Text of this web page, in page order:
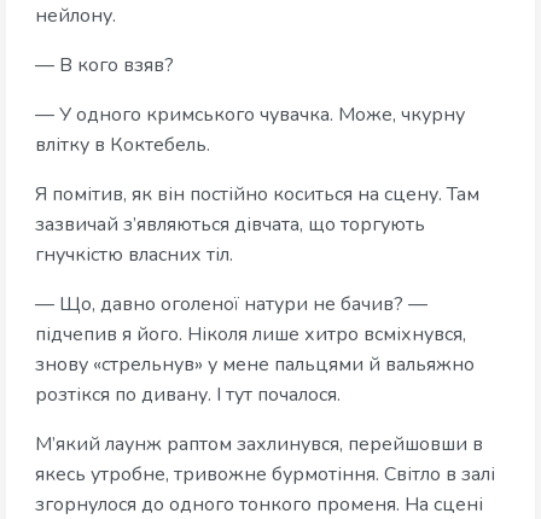
нейлону.
— В кого взяв?
— У одного кримського чувачка. Може, чкурну
влітку в Коктебель.
Я помітив, як він постійно коситься на сцену. Там
зазвичай з’являються дівчата, що торгують
гнучкістю власних тіл.
— Що, давно оголеної натури не бачив? —
підчепив я його. Ніколя лише хитро всміхнувся,
знову «стрельнув» у мене пальцями й вальяжно
розтікся по дивану. І тут почалося.
М’який лаунж раптом захлинувся, перейшовши в
якесь утробне, тривожне бурмотіння. Світло в залі
згорнулося до одного тонкого променя. На сцені